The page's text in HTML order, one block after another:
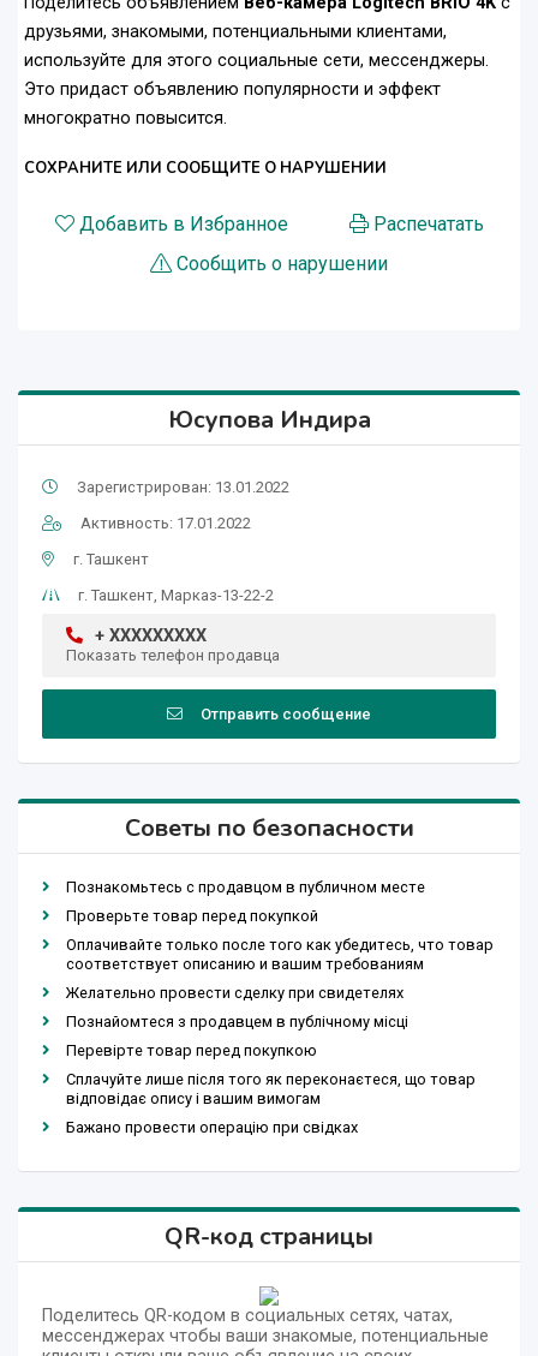
друзьями, знакомыми, потенциальными клиентами,
используйте для этого социальные сети, мессенджеры.
Это придаст объявлению популярности и эффект
многократно повысится.
СОХРАНИТЕ ИЛИ СООБЩИТЕ О НАРУШЕНИИ
Добавить в Избранное
Распечатать
Сообщить о нарушении
Юсупова Индира
Зарегистрирован: 13.01.2022
Активность: 17.01.2022
г. Ташкент
г. Ташкент, Марказ-13-22-2
+ XXXXXXXXX
Показать телефон продавца
Отправить сообщение
Советы по безопасности
Познакомьтесь с продавцом в публичном месте
Проверьте товар перед покупкой
Оплачивайте только после того как убедитесь, что товар
соответствует описанию и вашим требованиям
Желательно провести сделку при свидетелях
Познайомтеся з продавцем в публічному місці
Перевірте товар перед покупкою
Сплачуйте лише після того як переконаєтеся, що товар
відповідає опису і вашим вимогам
Бажано провести операцію при свідках
QR-код страницы
Поделитесь QR-кодом в социальных сетях, чатах,
мессенджерах чтобы ваши знакомые, потенциальные